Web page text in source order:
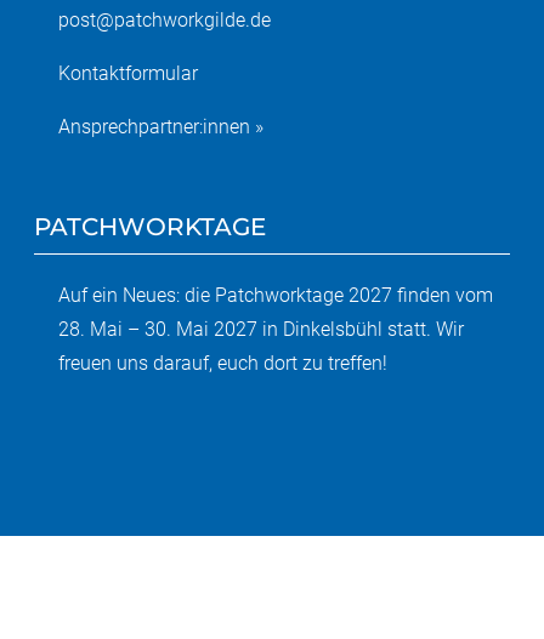
post@patchworkgilde.de
Kontaktformular
Ansprechpartner:innen »
PATCHWORKTAGE
Auf ein Neues: die Patchworktage 2027 finden vom
28. Mai – 30. Mai 2027 in Dinkelsbühl statt. Wir
freuen uns darauf, euch dort zu treffen!